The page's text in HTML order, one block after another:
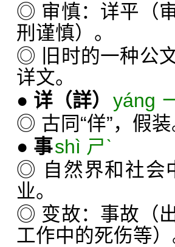
◎ 审慎：详平（
刑谨慎）。
◎ 旧时的一种公
详文。
● 详 （詳） yáng
◎ 古同“佯”，假装
● 事shì ㄕˋ
◎ 自然界和社会
业。
◎ 变故：事故（
工作中的死伤等）